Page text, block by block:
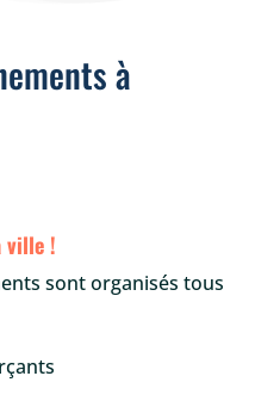
à
ville !
sont organisés tous